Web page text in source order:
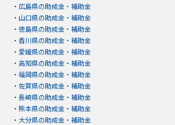
・ 広島県の助成金・補助金
・ 山口県の助成金・補助金
・ 徳島県の助成金・補助金
・ 香川県の助成金・補助金
・ 愛媛県の助成金・補助金
・ 高知県の助成金・補助金
・ 福岡県の助成金・補助金
・ 佐賀県の助成金・補助金
・ 長崎県の助成金・補助金
・ 熊本県の助成金・補助金
・ 大分県の助成金・補助金